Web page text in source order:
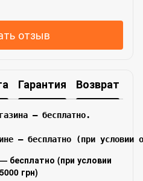
отзыв
Гарантия Возврат
– бесплатно.
— бесплатно (при условии
бесплатно (при условии
грн)